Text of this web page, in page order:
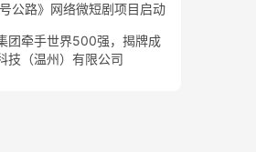
公路》网络微短剧项目启动
团牵手世界500强，揭牌成
技（温州）有限公司